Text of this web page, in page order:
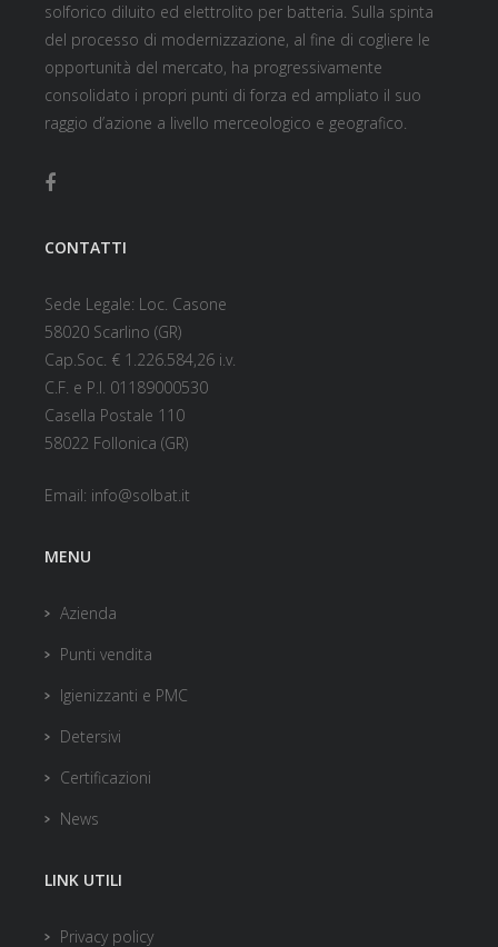
solforico diluito ed elettrolito per batteria. Sulla spinta
del processo di modernizzazione, al fine di cogliere le
opportunità del mercato, ha progressivamente
consolidato i propri punti di forza ed ampliato il suo
raggio d’azione a livello merceologico e geografico.
CONTATTI
Sede Legale: Loc. Casone
58020 Scarlino (GR)
Cap.Soc. € 1.226.584,26 i.v.
C.F. e P.I. 01189000530
Casella Postale 110
58022 Follonica (GR)
Email: info@solbat.it
MENU
Azienda
Punti vendita
Igienizzanti e PMC
Detersivi
Certificazioni
News
LINK UTILI
Privacy policy